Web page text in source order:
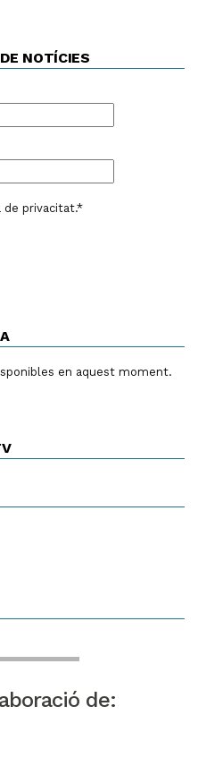
NOTÍCIES
de privacitat.*
en aquest moment.
de: